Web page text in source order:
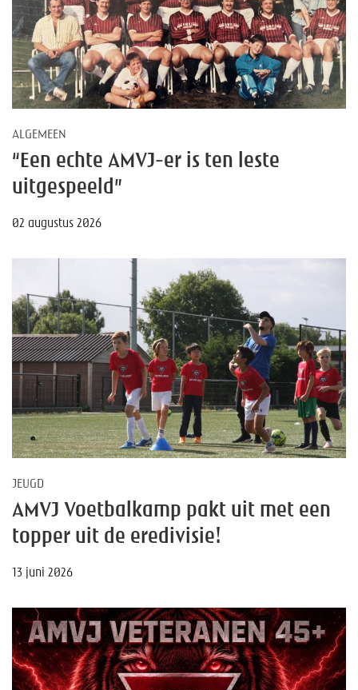
ALGEMEEN
“Een echte AMVJ-er is ten leste
uitgespeeld”
02 augustus 2026
JEUGD
AMVJ Voetbalkamp pakt uit met een
topper uit de eredivisie!
13 juni 2026